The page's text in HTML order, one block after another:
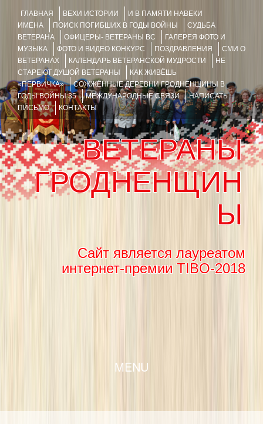
ГЛАВНАЯ ВЕХИ ИСТОРИИ
И В ПАМЯТИ НАВЕКИ
ИМЕНА
ПОИСК ПОГИБШИХ В ГОДЫ ВОЙНЫ
СУДЬБА
ВЕТЕРАНА
ОФИЦЕРЫ- ВЕТЕРАНЫ ВС
ГАЛЕРЕЯ ФОТО И
МУЗЫКА
ФОТО И ВИДЕО КОНКУРС ПОЗДРАВЛЕНИЯ
СМИ О
ВЕТЕРАНАХ
КАЛЕНДАРЬ ВЕТЕРАНСКОЙ МУДРОСТИ
НЕ
СТАРЕЮТ ДУШОЙ ВЕТЕРАНЫ
КАК ЖИВЁШЬ
«ПЕРВИЧКА»
СОЖЖЁННЫЕ ДЕРЕВНИ ГРОДНЕНЩИНЫ В
ГОДЫ ВОЙНЫ 35
МЕЖДУНАРОДНЫЕ СВЯЗИ
НАПИСАТЬ
ПИСЬМО
КОНТАКТЫ
ВЕТЕРАНЫ
ГРОДНЕНЩИН
Ы
Сайт является лауреатом
интернет-премии TIBO-2018
MENU